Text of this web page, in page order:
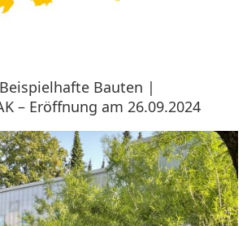
Bauten |
– Eröffnung am 26.09.2024